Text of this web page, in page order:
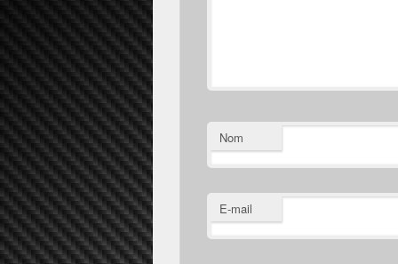
Nom
E-mail